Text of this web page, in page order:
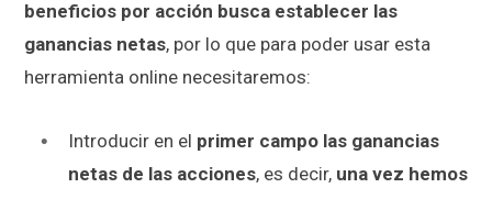
beneficios por acción busca establecer las
ganancias netas, por lo que para poder usar esta
herramienta online necesitaremos:
Introducir en el primer campo las ganancias
netas de las acciones, es decir, una vez hemos